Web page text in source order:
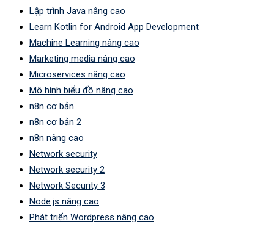
Lập trình Java nâng cao
Learn Kotlin for Android App Development
Machine Learning nâng cao
Marketing media nâng cao
Microservices nâng cao
Mô hình biểu đồ nâng cao
n8n cơ bản
n8n cơ bản 2
n8n nâng cao
Network security
Network security 2
Network Security 3
Node.js nâng cao
Phát triển Wordpress nâng cao